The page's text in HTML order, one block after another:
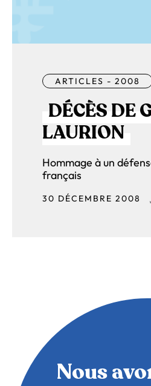
ARTICLES - 2008
DÉCÈS DE
LAURION
Hommage à un
français
30 DÉCEMBRE 2008
Nous